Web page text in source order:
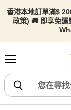
香港本地訂單滿$
政策) 🚚 即享免運